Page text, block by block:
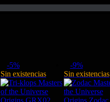
-5%
Sin existencias
-9%
Sin existencias